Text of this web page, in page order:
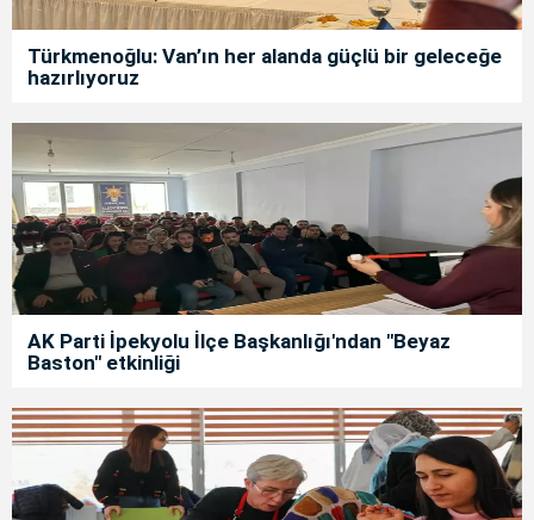
Türkmenoğlu: Van’ın her alanda güçlü bir geleceğe
hazırlıyoruz
AK Parti İpekyolu İlçe Başkanlığı'ndan "Beyaz
Baston" etkinliği